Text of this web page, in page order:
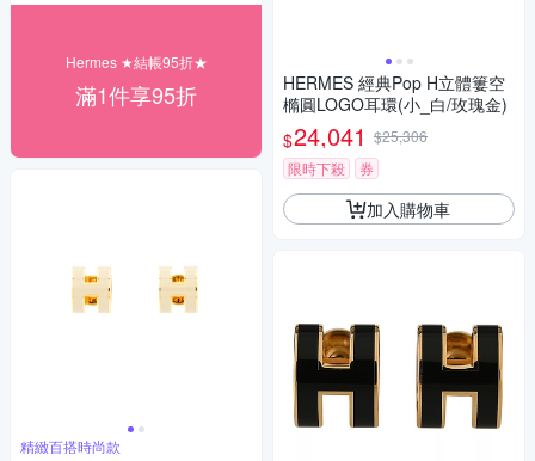
Hermes ★結帳95折★
滿1件享95折
精緻百搭時尚款
HERMES 經典Pop H立體簍空
橢圓LOGO耳環(小_白/玫瑰金)
$24,041 $25,306
限時下殺
券
加入購物車